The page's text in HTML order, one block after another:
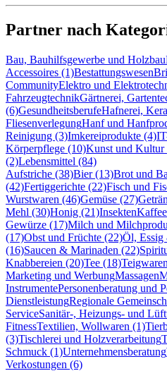
Partner nach
Bau, Bauhilfsgewerbe und Holzbau
Accessoires (1)Bestattungswesen
CommunityElektro und
FahrzeugtechnikGärtnerei,
(6)GesundheitsberufeHafnerei,
FliesenverlegungHanf und
Reinigung (3)Imkereiprodukte (4)
Körperpflege (10)Kunst und Kultur
(2)Lebensmittel (84)
Aufstriche (38)Bier (13)Brot und
(42)Fertiggerichte (22)Fisch und
Wurstwaren (46)Gemüse (27)
Mehl (30)Honig (21)Insekten
Gewürze (17)Milch und
(17)Obst und Früchte (22)Öl, Essig
(16)Saucen & Marinaden (22)
Knabbereien (20)Tee (18)
Marketing und WerbungMassagen
InstrumentePersonenberatung und
DienstleistungRegionale
ServiceSanitär-, Heizungs- und
FitnessTextilien, Wollwaren (1)
(3)Tischlerei und Holzverarbeitung
Schmuck (1)Unternehmensberatung
Verkostungen (6)